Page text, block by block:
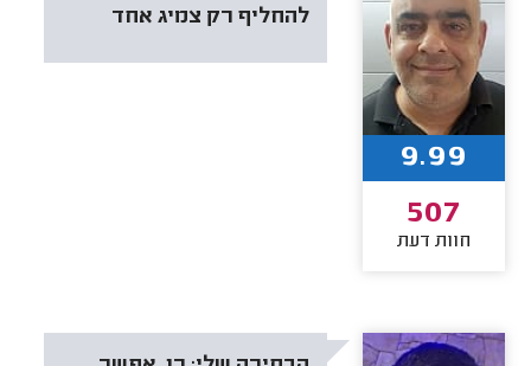
להחליף רק צמיג אחד
9.99
507
חוות דעת